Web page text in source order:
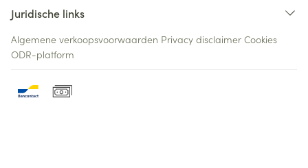
Juridische links
Algemene verkoopsvoorwaarden Privacy disclaimer Cookies
ODR-platform